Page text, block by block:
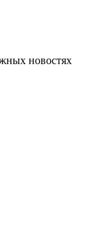
новостях